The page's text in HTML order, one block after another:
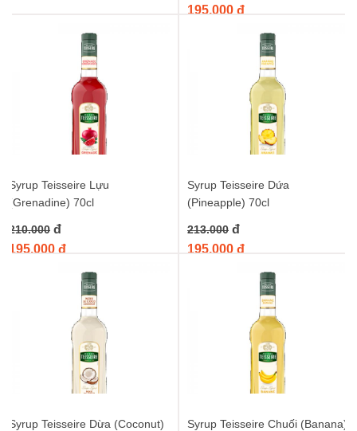
195.000 đ
Syrup Teisseire Lựu
(Grenadine) 70cl
210.000 đ
195.000 đ
Syrup Teisseire Dứa
(Pineapple) 70cl
213.000 đ
195.000 đ
Syrup Teisseire Dừa (Coconut)
Syrup Teisseire Chuối (Banana)